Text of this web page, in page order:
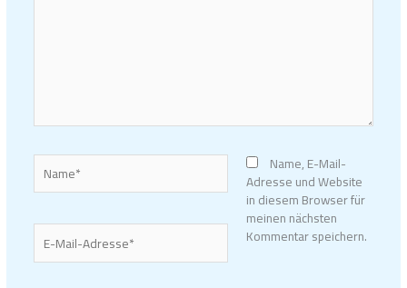
Name*
E-
Mail-
Adresse*
Name, E-Mail-
Adresse und Website
in diesem Browser für
meinen nächsten
Kommentar speichern.